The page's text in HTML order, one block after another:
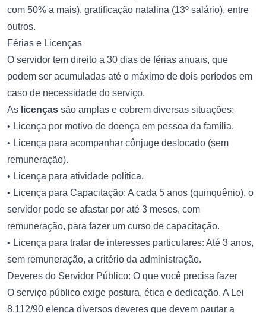
com 50% a mais), gratificação natalina (13º salário), entre
outros.
Férias e Licenças
O servidor tem direito a 30 dias de férias anuais, que
podem ser acumuladas até o máximo de dois períodos em
caso de necessidade do serviço.
As licenças são amplas e cobrem diversas situações:
• Licença por motivo de doença em pessoa da família.
• Licença para acompanhar cônjuge deslocado (sem
remuneração).
• Licença para atividade política.
• Licença para Capacitação: A cada 5 anos (quinquênio), o
servidor pode se afastar por até 3 meses, com
remuneração, para fazer um curso de capacitação.
• Licença para tratar de interesses particulares: Até 3 anos,
sem remuneração, a critério da administração.
Deveres do Servidor Público: O que você precisa fazer
O serviço público exige postura, ética e dedicação. A Lei
8.112/90 elenca diversos deveres que devem pautar a